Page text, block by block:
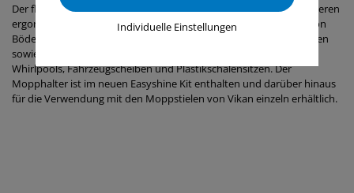
Der flexible Mopphalter von Vikan ist für die Verwendung mit unseren
ergonomischen Stielen vorgesehen. Er ermöglicht das Reinigen von
Böden, Wänden, Decken, Tischen und anderen ebenen Oberflächen
sowie von gebogenen Oberflächen wie Drehtüren, Badewannen,
Whirlpools, Fahrzeugscheiben und Plastikschalensitzen. Der
Mopphalter ist im neuen Easyshine Kit enthalten und darüber hinaus
für die Verwendung mit den Moppstielen von Vikan einzeln erhältlich.
Individuelle Einstellungen